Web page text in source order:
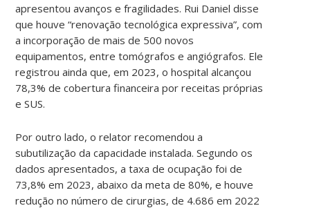
apresentou avanços e fragilidades. Rui Daniel disse
que houve “renovação tecnológica expressiva”, com
a incorporação de mais de 500 novos
equipamentos, entre tomógrafos e angiógrafos. Ele
registrou ainda que, em 2023, o hospital alcançou
78,3% de cobertura financeira por receitas próprias
e SUS.
Por outro lado, o relator recomendou a
subutilização da capacidade instalada. Segundo os
dados apresentados, a taxa de ocupação foi de
73,8% em 2023, abaixo da meta de 80%, e houve
redução no número de cirurgias, de 4.686 em 2022